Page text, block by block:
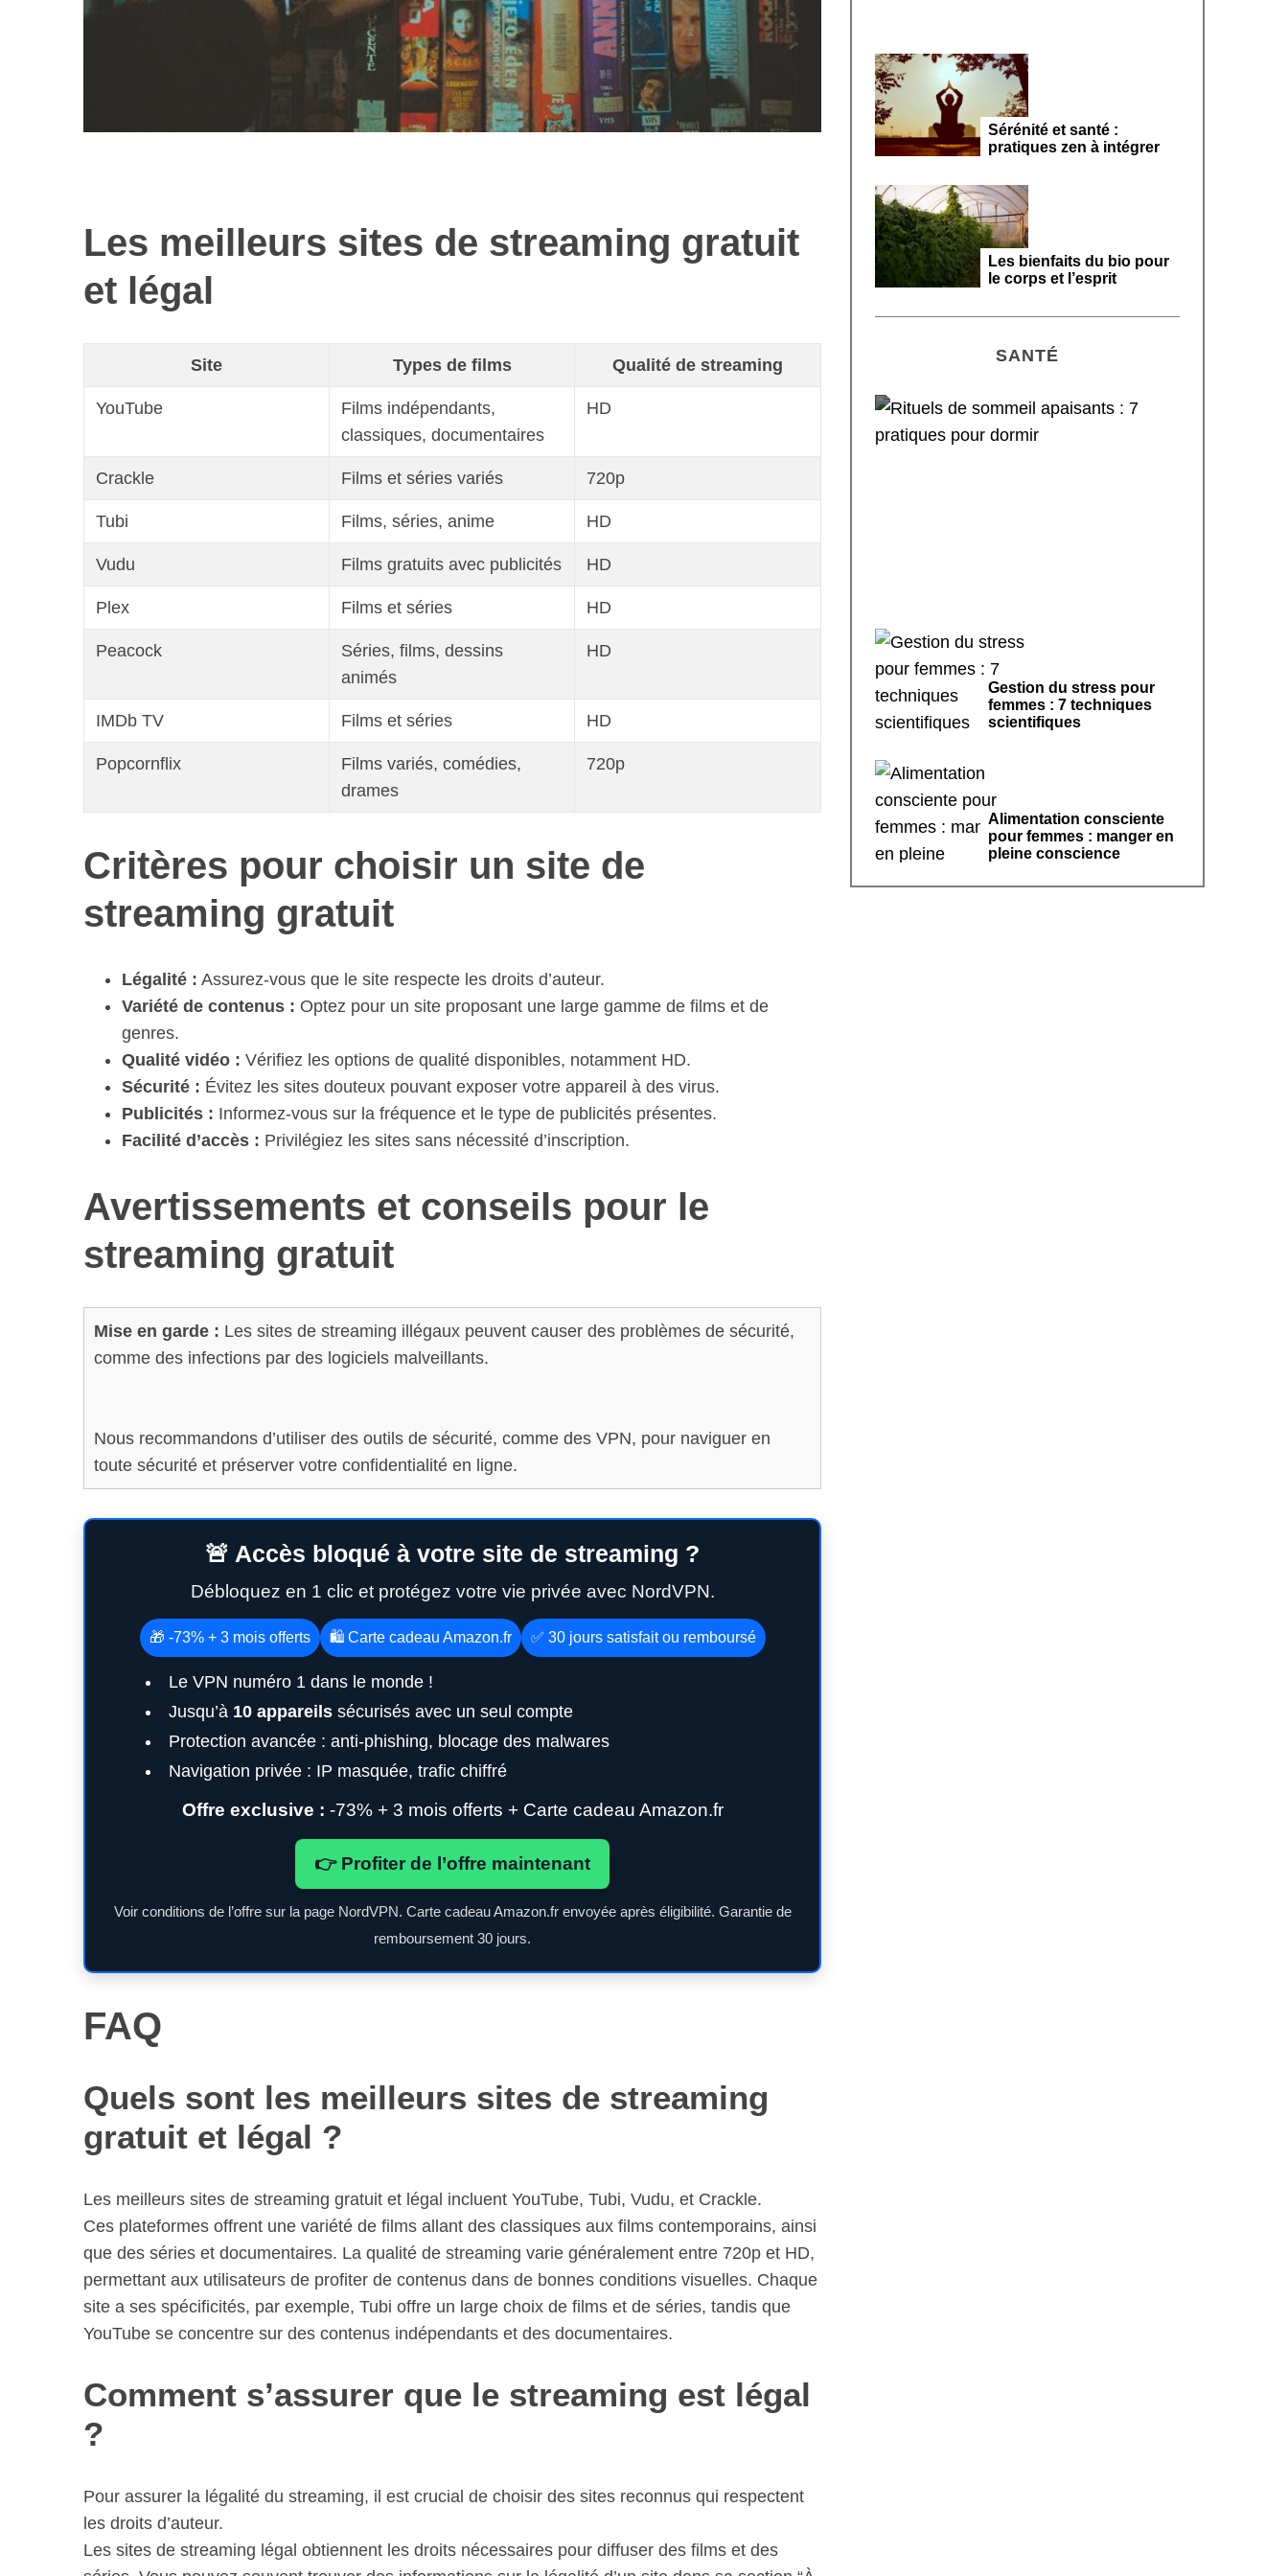
Les meilleurs sites de streaming gratuit
et légal
Site Types de films Qualité de streaming
YouTube
Films indépendants,
classiques, documentaires
HD
Crackle Films et séries variés 720p
Tubi Films, séries, anime HD
Vudu Films gratuits avec publicités HD
Plex Films et séries HD
Peacock
Séries, films, dessins
animés
HD
IMDb TV Films et séries HD
Popcornflix
Films variés, comédies,
drames
720p
Critères pour choisir un site de
streaming gratuit
Légalité : Assurez-vous que le site respecte les droits d’auteur.
Variété de contenus : Optez pour un site proposant une large gamme de films et de
genres.
Qualité vidéo : Vérifiez les options de qualité disponibles, notamment HD.
Sécurité : Évitez les sites douteux pouvant exposer votre appareil à des virus.
Publicités : Informez-vous sur la fréquence et le type de publicités présentes.
Facilité d’accès : Privilégiez les sites sans nécessité d’inscription.
Avertissements et conseils pour le
streaming gratuit
Mise en garde : Les sites de streaming illégaux peuvent causer des problèmes de sécurité,
comme des infections par des logiciels malveillants.
Nous recommandons d’utiliser des outils de sécurité, comme des VPN, pour naviguer en
toute sécurité et préserver votre confidentialité en ligne.
🚨 Accès bloqué à votre site de streaming ?
Débloquez en 1 clic et protégez votre vie privée avec NordVPN.
🎁 -73% + 3 mois offerts 🛍️ Carte cadeau Amazon.fr ✅ 30 jours satisfait ou remboursé
Le VPN numéro 1 dans le monde !
Jusqu’à 10 appareils sécurisés avec un seul compte
Protection avancée : anti-phishing, blocage des malwares
Navigation privée : IP masquée, trafic chiffré
Offre exclusive : -73% + 3 mois offerts + Carte cadeau Amazon.fr
👉 Profiter de l’offre maintenant
Voir conditions de l’offre sur la page NordVPN. Carte cadeau Amazon.fr envoyée après éligibilité. Garantie de
remboursement 30 jours.
FAQ
Quels sont les meilleurs sites de streaming
gratuit et légal ?
Les meilleurs sites de streaming gratuit et légal incluent YouTube, Tubi, Vudu, et Crackle.
Ces plateformes offrent une variété de films allant des classiques aux films contemporains, ainsi
que des séries et documentaires. La qualité de streaming varie généralement entre 720p et HD,
permettant aux utilisateurs de profiter de contenus dans de bonnes conditions visuelles. Chaque
site a ses spécificités, par exemple, Tubi offre un large choix de films et de séries, tandis que
YouTube se concentre sur des contenus indépendants et des documentaires.
Comment s’assurer que le streaming est légal
?
Pour assurer la légalité du streaming, il est crucial de choisir des sites reconnus qui respectent
les droits d’auteur.
Les sites de streaming légal obtiennent les droits nécessaires pour diffuser des films et des
Sérénité et santé :
pratiques zen à intégrer
Les bienfaits du bio pour
le corps et l’esprit
SANTÉ
Gestion du stress pour
femmes : 7 techniques
scientifiques
Alimentation consciente
pour femmes : manger en
pleine conscience
e
h
f
: